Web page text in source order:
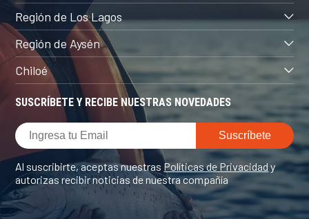
SUSCRÍBETE Y RECIBE NUESTRAS NOVEDADES
Al suscribirte, aceptas nuestras Políticas de Privacidady
autorizas recibir noticias de nuestra compañía
Región de Los Lagos
Región de Aysén
Chiloé